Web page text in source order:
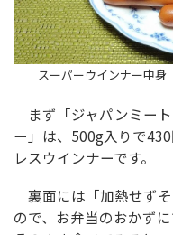
スーパーウインナー中身
まず「ジャパンミー
ー」は、500g入りで
レスウインナーです。
裏面には「加熱せず
ので、お弁当のおかず